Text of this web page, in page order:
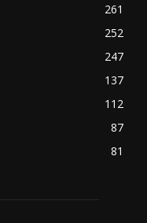
261
252
247
137
112
87
81